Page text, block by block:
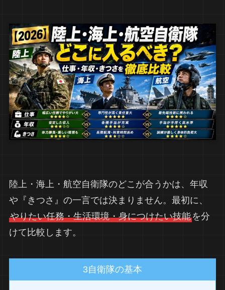
陸上・海上・航空自衛隊のどこが合うかは、年収
や『きつさ』の一言では決まりません。最初に、
やりたい任務・生活環境・身につけたい技能を分
けて比較します。
3自衛隊の基本